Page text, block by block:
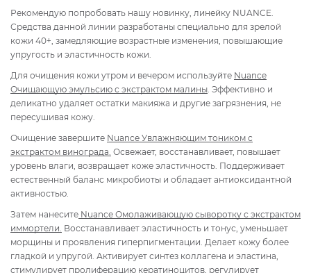
Рекомендую попробовать нашу новинку, линейку NUANCE.
Средства данной линии разработаны специально для зрелой
кожи 40+, замедляющие возрастные изменения, повышающие
упругость и эластичность кожи.
Для очищения кожи утром и вечером используйте Nuance
Очищающую эмульсию с экстрактом малины . Эффективно и
деликатно удаляет остатки макияжа и другие загрязнения, не
пересушивая кожу.
Очищение завершите Nuancе Увлажняющим тоником с
экстрактом винограда. Освежает, восстанавливает, повышает
уровень влаги, возвращает коже эластичность. Поддерживает
естественный баланс микробиоты и обладает антиоксидантной
активностью.
Затем нанесите Nuance Омолаживающую сыворотку с экстрактом
иммортели. Восстанавливает эластичность и тонус, уменьшает
морщины и проявления гиперпигментации. Делает кожу более
гладкой и упругой. Активирует синтез коллагена и эластина,
стимулирует пролиферацию кератиноцитов, регулирует